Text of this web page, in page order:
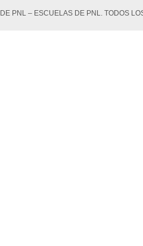
PNL – ESCUELAS DE PNL. TODOS